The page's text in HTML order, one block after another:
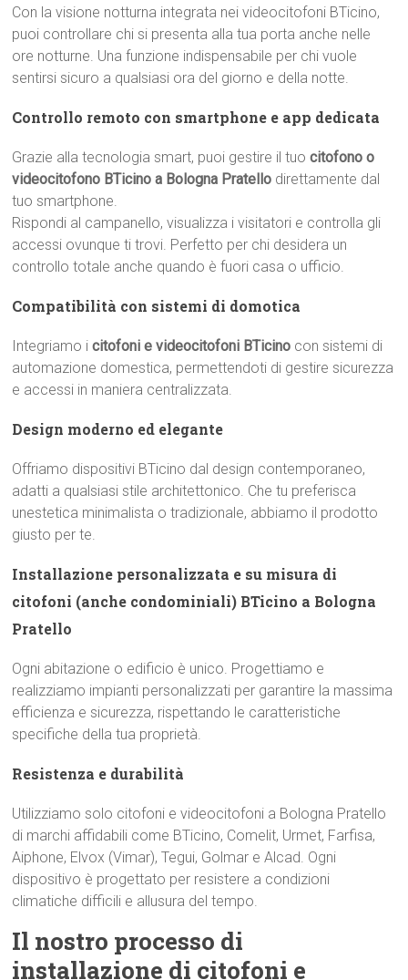
Con la visione notturna integrata nei videocitofoni BTicino,
puoi controllare chi si presenta alla tua porta anche nelle
ore notturne. Una funzione indispensabile per chi vuole
sentirsi sicuro a qualsiasi ora del giorno e della notte.
Controllo remoto con smartphone e app dedicata
Grazie alla tecnologia smart, puoi gestire il tuocitofono o
videocitofono BTicino a Bologna Pratello direttamente dal
tuo smartphone.
Rispondi al campanello, visualizza i visitatori e controlla gli
accessi ovunque ti trovi. Perfetto per chi desidera un
controllo totale anche quando è fuori casa o ufficio.
Compatibilità con sistemi di domotica
Integriamo icitofoni e videocitofoni BTicino con sistemi di
automazione domestica, permettendoti di gestire sicurezza
e accessi in maniera centralizzata.
Design moderno ed elegante
Offriamo dispositivi BTicino dal design contemporaneo,
adatti a qualsiasi stile architettonico. Che tu preferisca
unestetica minimalista o tradizionale, abbiamo il prodotto
giusto per te.
Installazione personalizzata e su misura di
citofoni (anche condominiali) BTicino a Bologna
Pratello
Ogni abitazione o edificio è unico. Progettiamo e
realizziamo impianti personalizzati per garantire la massima
efficienza e sicurezza, rispettando le caratteristiche
specifiche della tua proprietà.
Resistenza e durabilità
Utilizziamo solo citofoni e videocitofoni a Bologna Pratello
di marchi affidabili come BTicino, Comelit, Urmet, Farfisa,
Aiphone, Elvox (Vimar), Tegui, Golmar e Alcad. Ogni
dispositivo è progettato per resistere a condizioni
climatiche difficili e allusura del tempo.
Il nostro processo di
installazione di citofoni e